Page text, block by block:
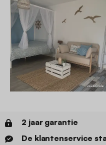
2 jaar garantie
De klantenservice